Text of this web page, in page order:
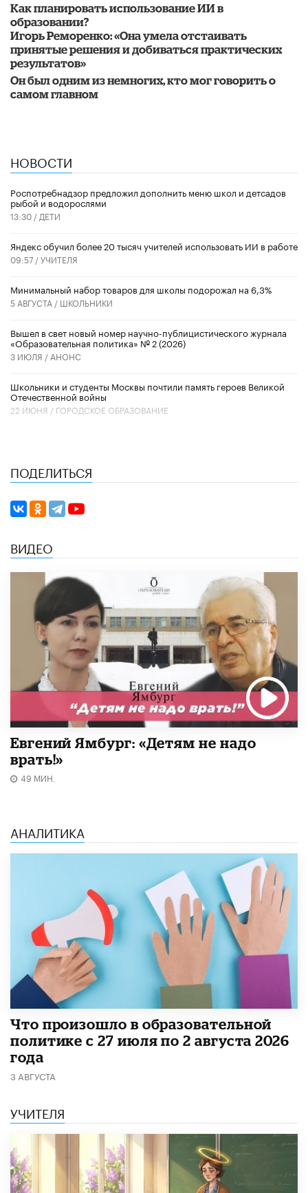
Как планировать использование ИИ в
образовании?
Игорь Реморенко: «Она умела отстаивать
принятые решения и добиваться практических
результатов»
Он был одним из немногих, кто мог говорить о
самом главном
НОВОСТИ
Роспотребнадзор предложил дополнить меню школ и детсадов
рыбой и водорослями
13:30 / ДЕТИ
​Яндекс обучил более 20 тысяч учителей использовать ИИ в работе
09:57 /УЧИТЕЛЯ
Минимальный набор товаров для школы подорожал на 6,3%
5 АВГУСТА / ШКОЛЬНИКИ
Вышел в свет новый номер научно-публицистического журнала
«Образовательная политика» № 2 (2026)
3 ИЮЛЯ / АНОНС
Школьники и студенты Москвы почтили память героев Великой
Отечественной войны
22 ИЮНЯ / ГОРОДСКОЕ ОБРАЗОВАНИЕ
ПОДЕЛИТЬСЯ
ВИДЕО
Евгений Ямбург: «Детям не надо
врать!»
49 МИН.
АНАЛИТИКА
​Что произошло в образовательной
политике с 27 июля по 2 августа 2026
года
3 АВГУСТА
УЧИТЕЛЯ